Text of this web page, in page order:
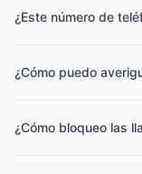
¿Este número de
¿Cómo puedo
¿Cómo bloqueo las